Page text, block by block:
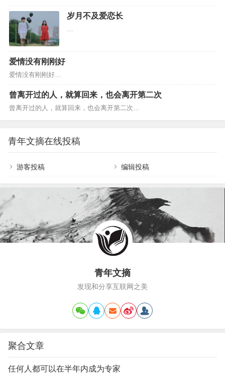
入了这样的情绪之中，说明你正在经历精神内
耗。 心理学上对“内耗”的解释是： 过度的思虑。 焦
不会更长，挑剔会不会更少；人生若只初相见～
～……人生若真的只是初相见,就不会有”此情可待成
追忆,只是当时已惘然”的唏嘘了。看着那些关于情感
经的感动，是因为理性？或是成长了？所有的故事
岁月不及爱恋长
…
爱情没有刚刚好
爱情没有刚刚好…
曾离开过的人，就算回来，也会离开第二次
曾离开过的人，就算回来，也会离开第二次…
青年文摘在线投稿
游客投稿 编辑投稿
青年文摘
发现和分享互联网之美
聚合文章
任何人都可以在半年内成为专家